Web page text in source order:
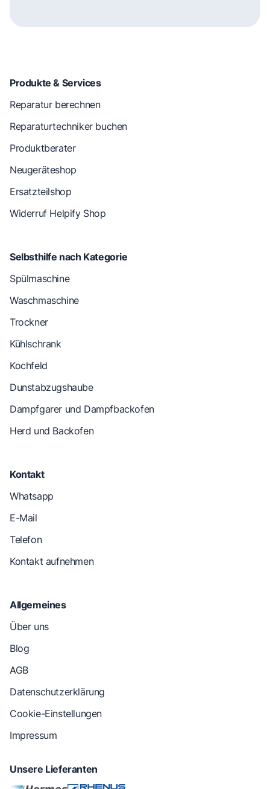
Produkte & Services
Reparatur berechnen
Reparaturtechniker buchen
Produktberater
Neugeräteshop
Ersatzteilshop
Widerruf Helpify Shop
Selbsthilfe nach Kategorie
Spülmaschine
Waschmaschine
Trockner
Kühlschrank
Kochfeld
Dunstabzugshaube
Dampfgarer und Dampfbackofen
Herd und Backofen
Kontakt
Whatsapp
E-Mail
Telefon
Kontakt aufnehmen
Allgemeines
Über uns
Blog
AGB
Datenschutzerklärung
Cookie-Einstellungen
Impressum
Unsere Lieferanten